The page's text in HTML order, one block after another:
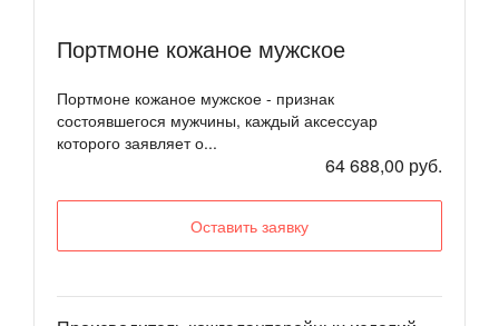
Портмоне кожаное мужское
Портмоне кожаное мужское - признак
состоявшегося мужчины, каждый аксессуар
которого заявляет о...
64 688,00 руб.
Оставить заявку